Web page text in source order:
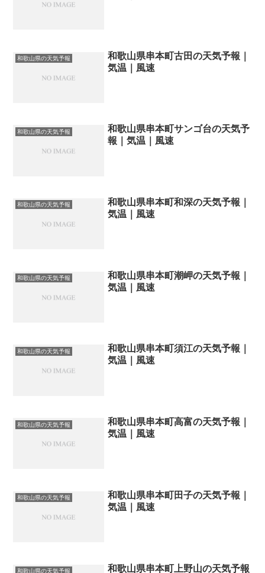
和歌山県の天気予報
和歌山県串本町古田の天気予報｜
気温｜風速
和歌山県の天気予報
和歌山県串本町サンゴ台の天気予
報｜気温｜風速
和歌山県の天気予報
和歌山県串本町和深の天気予報｜
気温｜風速
和歌山県の天気予報
和歌山県串本町潮岬の天気予報｜
気温｜風速
和歌山県の天気予報
和歌山県串本町須江の天気予報｜
気温｜風速
和歌山県の天気予報
和歌山県串本町高富の天気予報｜
気温｜風速
和歌山県の天気予報
和歌山県串本町田子の天気予報｜
気温｜風速
和歌山県の天気予報 和歌山県串本町上野山の天気予報